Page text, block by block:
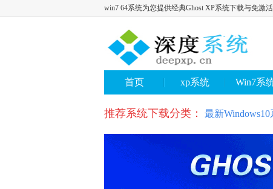
win7 64系统为您提供经典Ghost XP系统下载与免激
首页 xp系统 Win7系
推荐系统下载分类： 最新